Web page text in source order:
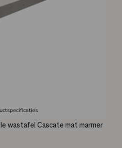
wastafel Cascate mat marmer